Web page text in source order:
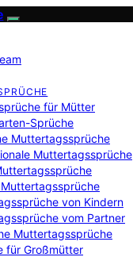
für Mütter
Sprüche
Muttertagssprüche
Muttertagssprüche
von Kindern
vom Partner
Muttertagssprüche
für Großmütter